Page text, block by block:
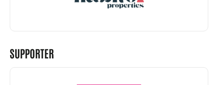
SUPPORTER